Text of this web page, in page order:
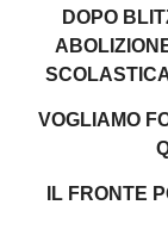
DOPO
VOGLIAMO
IL FRONTE